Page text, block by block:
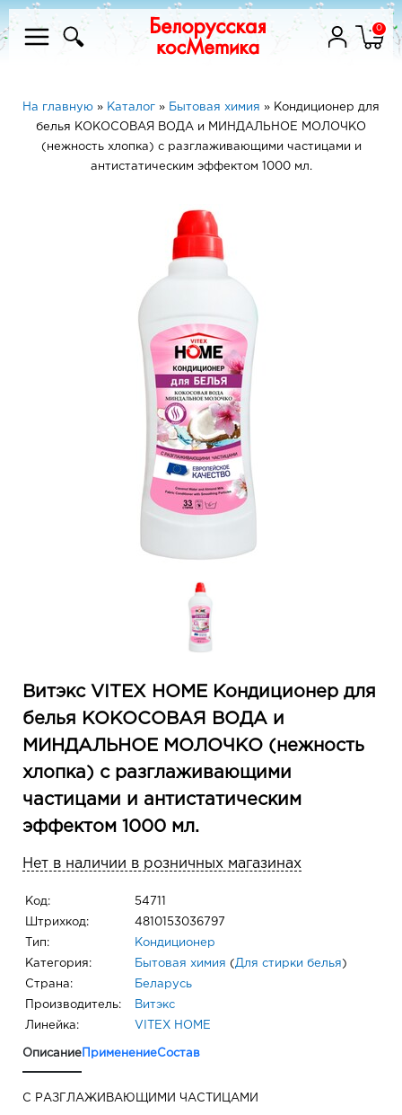
0
На главную » Каталог » Бытовая химия » Кондиционер для
белья КОКОСОВАЯ ВОДА и МИНДАЛЬНОЕ МОЛОЧКО
(нежность хлопка) с разглаживающими частицами и
антистатическим эффектом 1000 мл.
Витэкс VITEX HOME Кондиционер для
белья КОКОСОВАЯ ВОДА и
МИНДАЛЬНОЕ МОЛОЧКО (нежность
хлопка) с разглаживающими
частицами и антистатическим
эффектом 1000 мл.
Нет в наличии в розничных магазинах
Код: 54711
Штрихкод: 4810153036797
Тип: Кондиционер
Категория: Бытовая химия ( Для стирки белья )
Страна: Беларусь
Производитель: Витэкс
Линейка: VITEX HOME
Описание ПрименениеСостав
С РАЗГЛАЖИВАЮЩИМИ ЧАСТИЦАМИ